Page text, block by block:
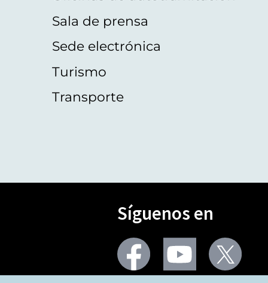
Sala de prensa
Sede electrónica
Turismo
Transporte
Síguenos en
Seguir
en
facebook
Seguir
en
youtubeX